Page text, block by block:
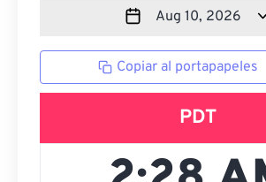
Copiar al portapapeles
PDT